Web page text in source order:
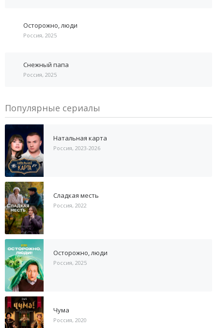
Осторожно, люди
Россия, 2025
Снежный папа
Россия, 2025
Популярные сериалы
Натальная карта
Россия, 2023-2026
Сладкая месть
Россия, 2022
Осторожно, люди
Россия, 2025
Чума
Россия, 2020